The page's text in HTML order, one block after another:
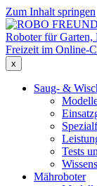
Zum Inhalt springen
x
Saug- &
Tests
Mähroboter